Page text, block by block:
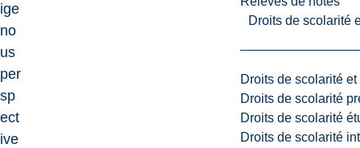
Droits de scolarité
Droits de scolarité
Droits de scolarité
Droits de scolarité
Droits de scolarité
ige
no
us
per
sp
ect
ive